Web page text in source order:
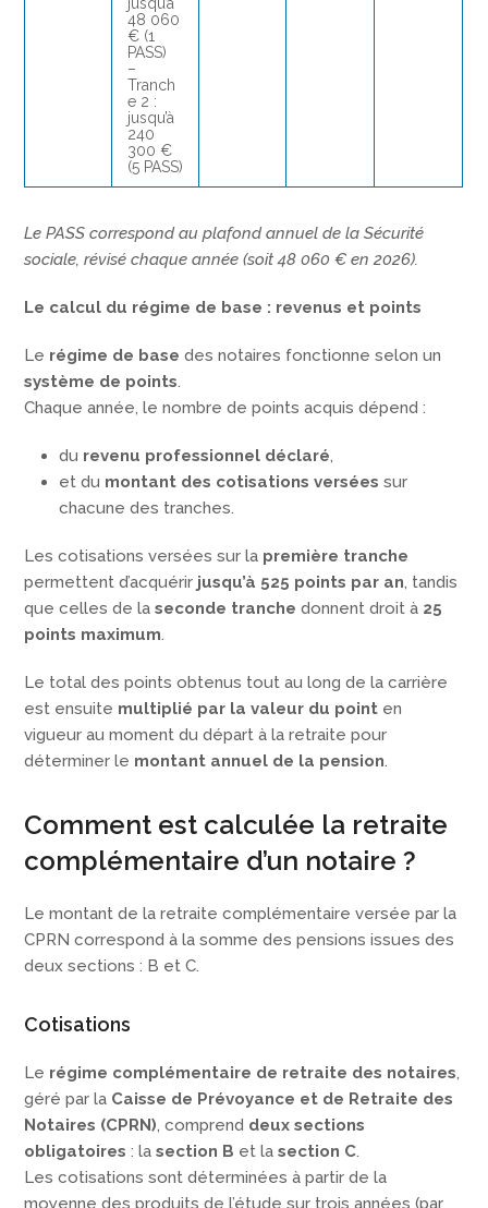
48 060
€ (1
PASS)
–
Tranch
e 2 :
jusqu’à
240
300 €
(5 PASS)
Le PASS correspond au plafond annuel de la Sécurité
sociale, révisé chaque année (soit 48 060 € en 2026).
Le calcul du régime de base : revenus et points
Le régime de base des notaires fonctionne selon un
système de points.
Chaque année, le nombre de points acquis dépend :
du revenu professionnel déclaré,
et du montant des cotisations versées sur
chacune des tranches.
Les cotisations versées sur la première tranche
permettent d’acquérir jusqu’à 525 points par an, tandis
que celles de laseconde tranche donnent droit à 25
points maximum.
Le total des points obtenus tout au long de la carrière
est ensuite multiplié par la valeur du point en
vigueur au moment du départ à la retraite pour
déterminer le montant annuel de la pension.
Comment est calculée la retraite
complémentaire d’un notaire ?
Le montant de la retraite complémentaire versée par la
CPRN correspond à la somme des pensions issues des
deux sections : B et C.
Cotisations
Le régime complémentaire de retraite des notaires,
géré par la Caisse de Prévoyance et de Retraite des
Notaires (CPRN), comprend deux sections
obligatoires : lasection B et lasection C.
Les cotisations sont déterminées à partir de la
moyenne des produits de l’étude sur trois années (par